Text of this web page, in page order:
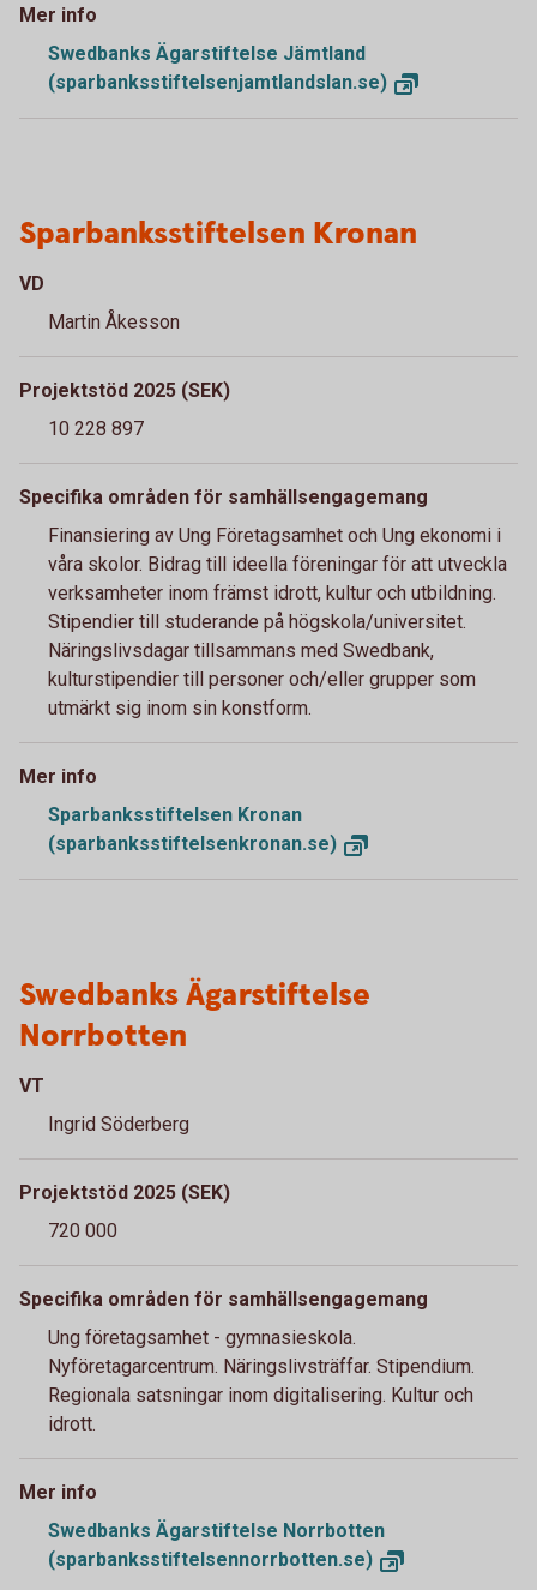
Mer info
Swedbanks Ägarstiftelse Jämtland
(sparbanksstiftelsenjamtlandslan.se)
Sparbanksstiftelsen Kronan
VD
Martin Åkesson
Projektstöd 2025 (SEK)
10 228 897
Specifika områden för samhällsengagemang
Finansiering av Ung Företagsamhet och Ung ekonomi i
våra skolor. Bidrag till ideella föreningar för att utveckla
verksamheter inom främst idrott, kultur och utbildning.
Stipendier till studerande på högskola/universitet.
Näringslivsdagar tillsammans med Swedbank,
kulturstipendier till personer och/eller grupper som
utmärkt sig inom sin konstform.
Mer info
Sparbanksstiftelsen Kronan
(sparbanksstiftelsenkronan.se)
Swedbanks Ägarstiftelse
Norrbotten
VT
Ingrid Söderberg
Projektstöd 2025 (SEK)
720 000
Specifika områden för samhällsengagemang
Ung företagsamhet - gymnasieskola.
Nyföretagarcentrum. Näringslivsträffar. Stipendium.
Regionala satsningar inom digitalisering. Kultur och
idrott.
Mer info
Swedbanks Ägarstiftelse Norrbotten
(sparbanksstiftelsennorrbotten.se)